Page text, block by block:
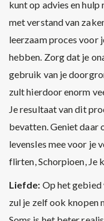
kunt op advies en
met verstand van
leerzaam proces voor
hebben. Zorg dat je
gebruik van je
zult hierdoor enorm
Je resultaat van dit
bevatten. Geniet daar
levensles mee voor je
flirten, Schorpioen, Je
Liefde: Op het gebied
zul je zelf ook knopen